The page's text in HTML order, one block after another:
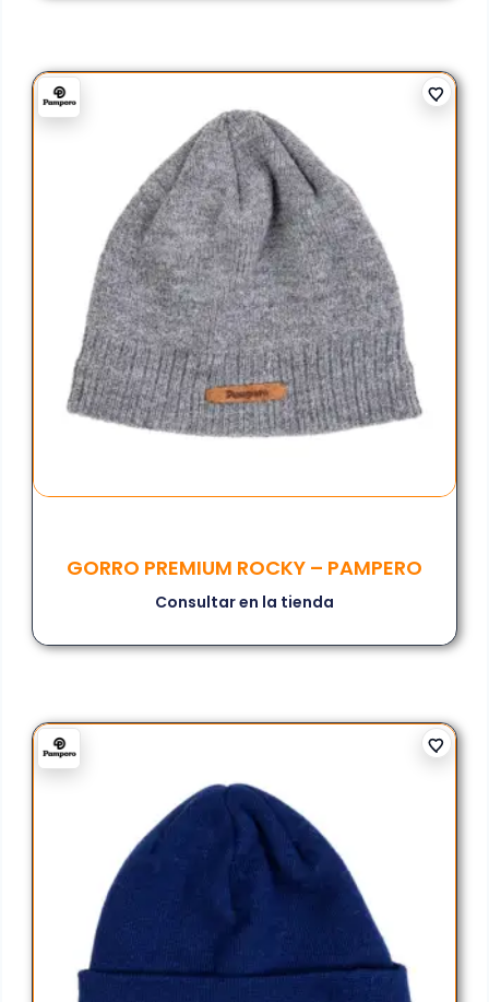
GORRO PREMIUM ROCKY – PAMPERO
Consultar en la tienda